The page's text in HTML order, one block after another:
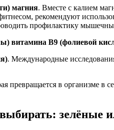
магния. Вместе с калием
рекомендуют
профилактику
витамина В9 (фолиевой
. Международные
превращается в организме в
зелёные